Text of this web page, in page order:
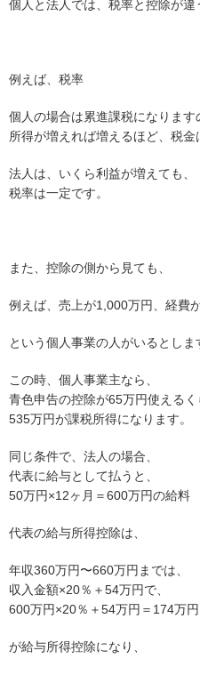
個人と法人では、税率と控除が違
例えば、税率
個人の場合は累進課税になります
所得が増えれば増えるほど、税金
法人は、いくら利益が増えても、
税率は一定です。
また、控除の側から見ても、
例えば、売上が1,000万円、経費
という個人事業の人がいるとしま
この時、個人事業主なら、
青色申告の控除が65万円使えるく
535万円が課税所得になります。
同じ条件で、法人の場合、
代表に給与として払うと、
50万円×12ヶ月＝600万円の給料
代表の給与所得控除は、
年収360万円〜660万円までは、
収入金額×20％＋54万円で、
600万円×20％＋54万円＝174万円
が給与所得控除になり、